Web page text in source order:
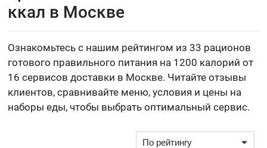
ккал в Москве
Ознакомьтесь с нашим рейтингом из 33 рационов
готового правильного питания на 1200 калорий от
16 сервисов доставки в Москве. Читайте отзывы
клиентов, сравнивайте меню, условия и цены на
наборы еды, чтобы выбрать оптимальный сервис.